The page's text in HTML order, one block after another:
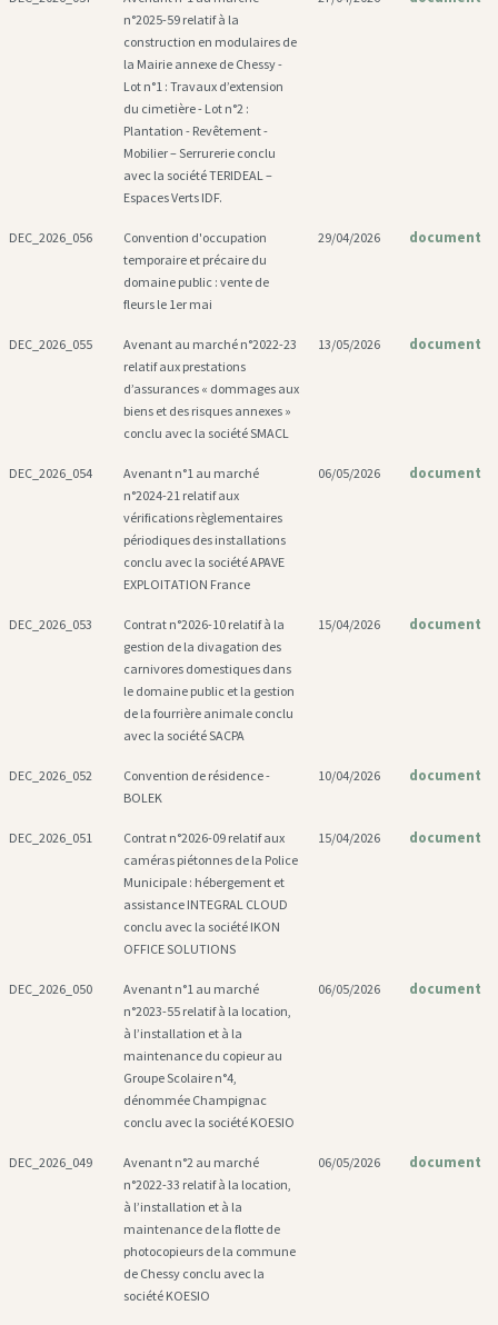
n°2025-59 relatif à la
construction en modulaires de
la Mairie annexe de Chessy -
Lot n°1 : Travaux d’extension
du cimetière - Lot n°2 :
Plantation - Revêtement -
Mobilier – Serrurerie conclu
avec la société TERIDEAL –
Espaces Verts IDF.
DEC_2026_056
Convention d'occupation
temporaire et précaire du
domaine public : vente de
fleurs le 1er mai
29/04/2026 document
DEC_2026_055
Avenant au marché n°2022-23
relatif aux prestations
d’assurances « dommages aux
biens et des risques annexes »
conclu avec la société SMACL
13/05/2026 document
DEC_2026_054
Avenant n°1 au marché
n°2024-21 relatif aux
vérifications règlementaires
périodiques des installations
conclu avec la société APAVE
EXPLOITATION France
06/05/2026 document
DEC_2026_053
Contrat n°2026-10 relatif à la
gestion de la divagation des
carnivores domestiques dans
le domaine public et la gestion
de la fourrière animale conclu
avec la société SACPA
15/04/2026 document
DEC_2026_052
Convention de résidence -
BOLEK
10/04/2026 document
DEC_2026_051
Contrat n°2026-09 relatif aux
caméras piétonnes de la Police
Municipale : hébergement et
assistance INTEGRAL CLOUD
conclu avec la société IKON
OFFICE SOLUTIONS
15/04/2026 document
DEC_2026_050
Avenant n°1 au marché
n°2023-55 relatif à la location,
à l’installation et à la
maintenance du copieur au
Groupe Scolaire n°4,
dénommée Champignac
conclu avec la société KOESIO
06/05/2026 document
DEC_2026_049
Avenant n°2 au marché
n°2022-33 relatif à la location,
à l’installation et à la
maintenance de la flotte de
photocopieurs de la commune
de Chessy conclu avec la
société KOESIO
06/05/2026 document